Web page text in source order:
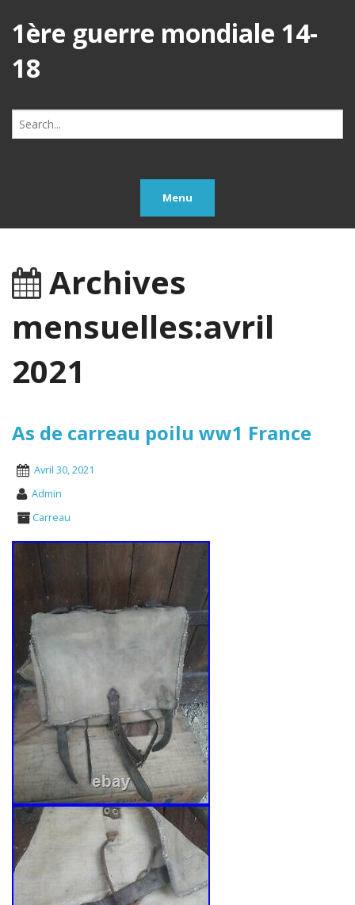
1ère guerre mondiale 14-
18
Search
for:
Menu
Archives
mensuelles:avril
2021
As de carreau poilu ww1 France
Avril 30, 2021
Admin
Carreau